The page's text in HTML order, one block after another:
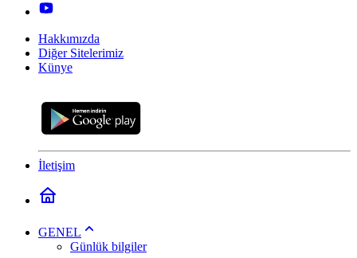
Hakkımızda
Diğer Sitelerimiz
Künye
İletişim
GENEL
Günlük bilgiler